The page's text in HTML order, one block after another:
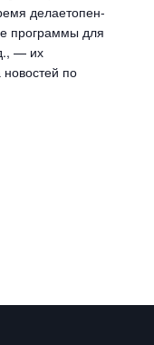
делаетопен-
программы для
— их
по